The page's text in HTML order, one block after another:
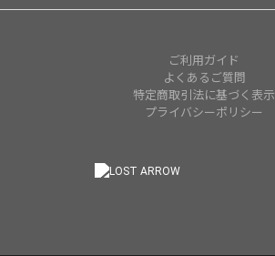
ご利用ガイド
よくあるご質問
特定商取引法に基づく表示
プライバシーポリシー